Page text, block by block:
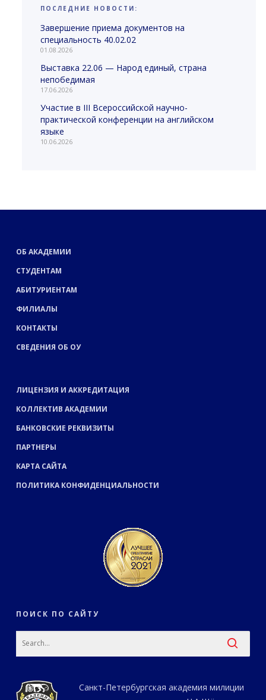
ПОСЛЕДНИЕ НОВОСТИ:
Завершение приема документов на
специальность 40.02.02
01.08.2026
Выставка 22.06 — Народ единый, страна
непобедимая
17.06.2026
Участие в III Всероссийской научно-
практической конференции на английском
языке
10.06.2026
ОБ АКАДЕМИИ
СТУДЕНТАМ
АБИТУРИЕНТАМ
ФИЛИАЛЫ
КОНТАКТЫ
СВЕДЕНИЯ ОБ ОУ
ЛИЦЕНЗИЯ И АККРЕДИТАЦИЯ
КОЛЛЕКТИВ АКАДЕМИИ
БАНКОВСКИЕ РЕКВИЗИТЫ
ПАРТНЕРЫ
КАРТА САЙТА
ПОЛИТИКА КОНФИДЕНЦИАЛЬНОСТИ
ПОИСК ПО САЙТУ
Санкт-Петербургская академия милиции